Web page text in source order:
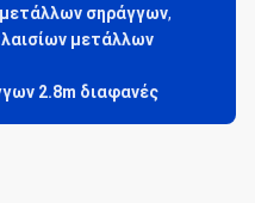
σηράγγων,
μετάλλων
2.8m διαφανές